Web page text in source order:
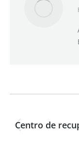
entre
Centro de